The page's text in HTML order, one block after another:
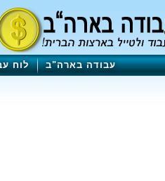
עבודה בארה"ב לוח